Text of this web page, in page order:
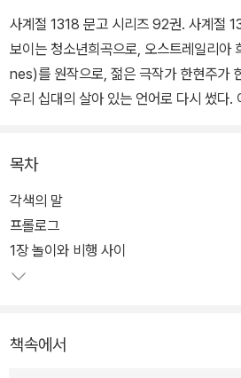
사계절 1318 문고 시리즈 92권. 사계절
보이는 청소년희곡으로, 오스트레일리아
nes)를 원작으로, 젊은 극작가 한현주가
우리 십대의 살아 있는 언어로 다시 썼다.
재개발구역의 을씨년스러운 공간을 중심
어다니는 모습을 통해 청소년이 가지는 심
그린 작품으로, 청소년을 둘러싼 첨예한
카로운 관점으로 풀어냈다. 2011년 국립
목차
각색의 말
프롤로그
1장 놀이와 비행 사이
책속에서